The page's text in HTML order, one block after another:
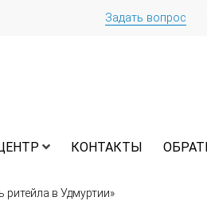
Задать вопрос
КОНТАКТЫ
в Удмуртии»